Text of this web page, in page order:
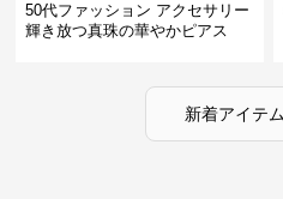
50代ファッション アクセサリー
輝き放つ真珠の華やかピアス
新着アイテ